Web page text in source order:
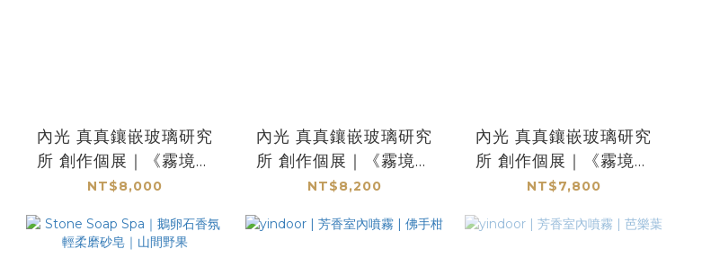
內光 真真鑲嵌玻璃研究
所 創作個展｜《霧境》
｜香台 I002 錫染黑紅
NT$8,000
內光 真真鑲嵌玻璃研究
所 創作個展｜《霧境》
｜香台 I002 錫染紅銅
NT$8,200
內光 真真鑲嵌玻璃研究
所 創作個展｜《霧境》
｜香台 I002 錫本銀
NT$7,800